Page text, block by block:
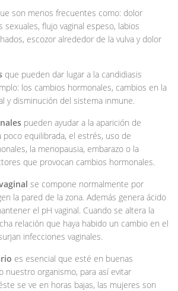
son menos frecuentes como: dolor
sexuales, flujo vaginal espeso, labios
escozor alrededor de la vulva y dolor
que pueden dar lugar a la candidiasis
los cambios hormonales, cambios en la
y disminución del sistema inmune.
pueden ayudar a la aparición de
poco equilibrada, el estrés, uso de
la menopausia, embarazo o la
que provocan cambios hormonales.
se compone normalmente por
la pared de la zona. Además genera ácido
el pH vaginal. Cuando se altera la
relación que haya habido un cambio en el
infecciones vaginales.
es esencial que esté en buenas
nuestro organismo, para así evitar
se ve en horas bajas, las mujeres son